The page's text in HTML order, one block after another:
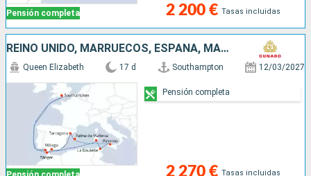
Pensión completa 2 200 € Tasas incluidas
REINO UNIDO, MARRUECOS, ESPAÑA, MALLORCA, TÚNEZ, ITALIA
Queen Elizabeth 17 d Southampton 12/03/2027
2 270 € Tasas incluidas
Pensión completa